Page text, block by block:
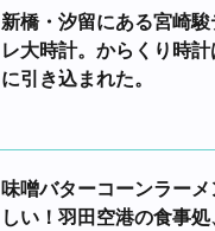
新橋・汐留にある宮崎
レ大時計。からくり時
に引き込まれた。
味噌バターコーンラー
しい！羽田空港の食事